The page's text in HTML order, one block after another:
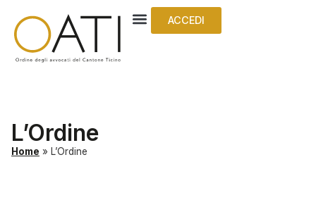
ACCEDI
L’Ordine
Home » L’Ordine